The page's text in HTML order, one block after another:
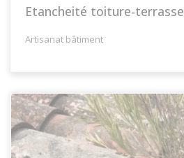
Etancheité toiture-terrasse
Artisanat bâtiment